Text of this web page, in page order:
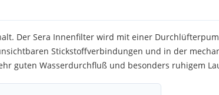
Der Sera Innenfilter wird mit einer
Stickstoffverbindungen und in der
guten Wasserdurchfluß und besonders ruhigem